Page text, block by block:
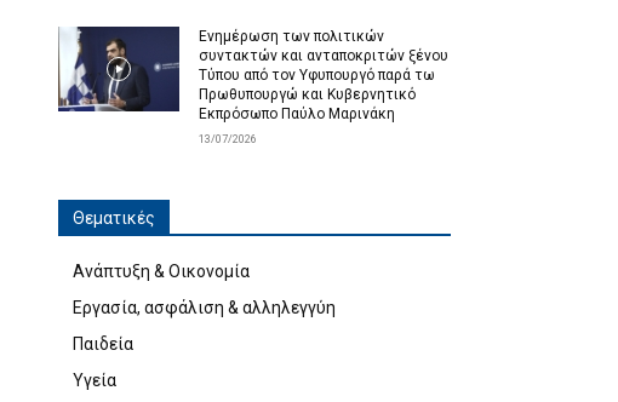
Ενημέρωση των πολιτικών
συντακτών και ανταποκριτών ξένου
Τύπου από τον Υφυπουργό παρά τω
Πρωθυπουργώ και Κυβερνητικό
Εκπρόσωπο Παύλο Μαρινάκη
13/07/2026
Θεματικές
Ανάπτυξη & Οικονομία
Εργασία, ασφάλιση & αλληλεγγύη
Παιδεία
Υγεία